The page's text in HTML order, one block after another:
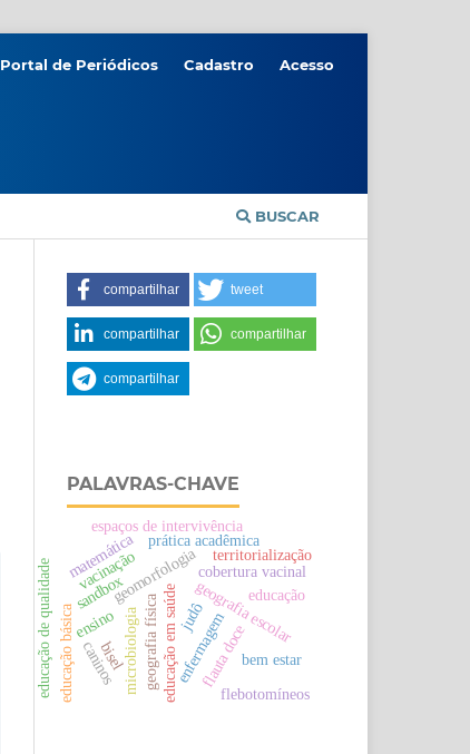
BUSCAR
Portal de Periódicos Cadastro Acesso
compartilhar tweet
compartilhar compartilhar
compartilhar
PALAVRAS-CHAVE
geografia física
geomorfologia
geografia escolar
sandbox
cobertura vacinal
educação em saúdeenfermagem
vacinação
microbiologia
ensino
educação básica bisel flauta doce
educação de qualidade
matemática
espaços de intervivência
territorialização
bem estar
prática acadêmica
educação
judô
caninos
flebotomíneos